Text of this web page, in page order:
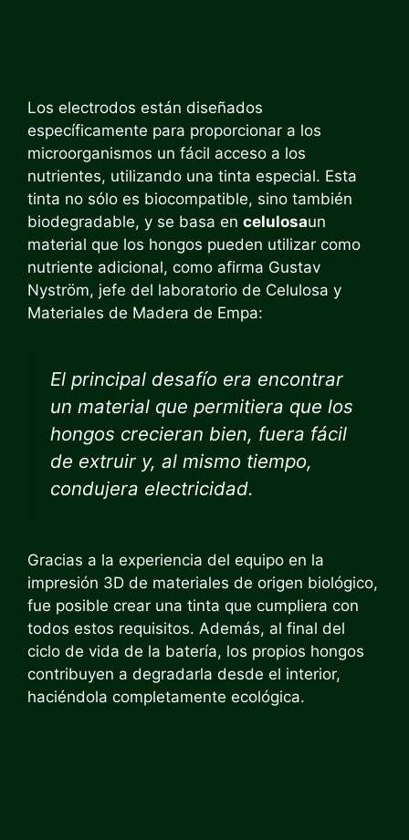
Los electrodos están diseñados
específicamente para proporcionar a los
microorganismos un fácil acceso a los
nutrientes, utilizando una tinta especial. Esta
tinta no sólo es biocompatible, sino también
biodegradable, y se basa en celulosaun
material que los hongos pueden utilizar como
nutriente adicional, como afirma Gustav
Nyström, jefe del laboratorio de Celulosa y
Materiales de Madera de Empa:
El principal desafío era encontrar
un material que permitiera que los
hongos crecieran bien, fuera fácil
de extruir y, al mismo tiempo,
condujera electricidad.
Gracias a la experiencia del equipo en la
impresión 3D de materiales de origen biológico,
fue posible crear una tinta que cumpliera con
todos estos requisitos. Además, al final del
ciclo de vida de la batería, los propios hongos
contribuyen a degradarla desde el interior,
haciéndola completamente ecológica.